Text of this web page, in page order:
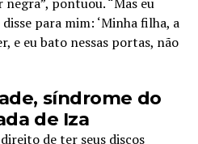
para mim: ‘Minha filha, a
e eu bato nessas portas, não
síndrome do
de Iza
de ter seus discos